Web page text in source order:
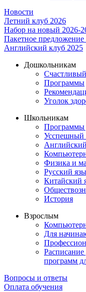
Новости
Летний клуб 2026
Набор на новый 2026-
Пакетное предложение
Английский клуб 2025
Дошкольникам
Программы
Уголок
Школьникам
Программы
Усспешный
Физика и
Русский
Китайский
История
Взрослым
Для
программ
Вопросы и ответы
Оплата обучения